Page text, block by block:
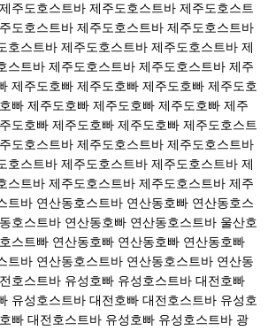
제주도호스트바 제주도호스트바 제주도호스트
도호스트바 제주도호스트바 제주도호스트바
호스트바 제주도호스트바 제주도호스트바 제
스트바 제주도호스트바 제주도호스트바 제주
제주도호빠 제주도호빠 제주도호빠 제주도호
빠 제주도호빠 제주도호빠 제주도호빠 제주
도호빠 제주도호빠 제주도호빠 제주도호스트
도호스트바 제주도호스트바 제주도호스트바
호스트바 제주도호스트바 제주도호스트바 제
스트바 제주도호스트바 제주도호스트바 제주
트바 연산동호스트바 연산동호빠 연산동호스
호스트바 연산동호빠 연산동호스트바 울산호
스트빠 연산동호빠 연산동호빠 연산동호빠
트바 연산동호스트바 연산동호스트바 연산동
호스트바 유성호빠 유성호스트바 대전호빠
유성호스트바 대전호빠 대전호스트바 유성호
빠 대전호스트바 유성호빠 유성호스트바 광